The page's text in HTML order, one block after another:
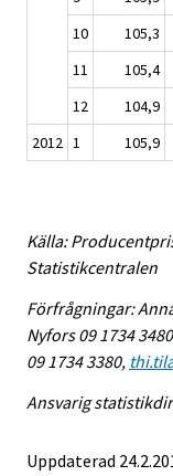
10
105,3
11
105,4
12
104,9
2012 1 105,9
Källa:
Statistikcentralen
Förfrågningar:
Nyfors 09 1734
09 1734 3380,
Ansvarig
Uppdaterad